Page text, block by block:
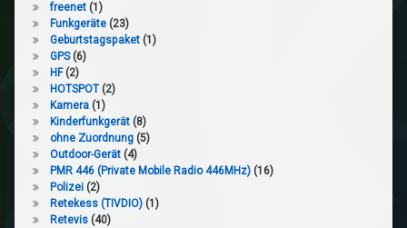
freenet (1)
Funkgeräte (23)
Geburtstagspaket (1)
GPS (6)
HF (2)
HOTSPOT (2)
Kamera (1)
Kinderfunkgerät (8)
ohne Zuordnung (5)
Outdoor-Gerät (4)
PMR 446 (Private Mobile Radio 446MHz) (16)
Polizei (2)
Retekess (TIVDIO) (1)
Retevis (40)